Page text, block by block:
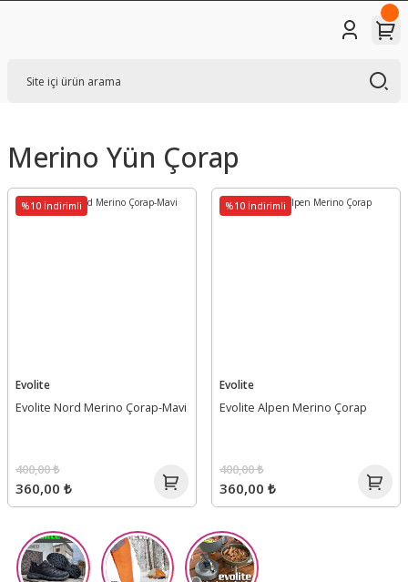
Merino Yün Çorap
%10 İndirimli
Evolite
Evolite Nord Merino Çorap-Mavi
360,00 ₺
400,00 ₺
%10 İndirimli
Evolite
Evolite Alpen Merino Çorap
360,00 ₺
400,00 ₺